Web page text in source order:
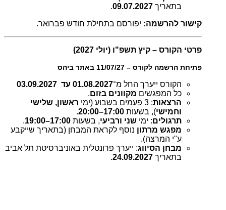
בתאריך 09.07.2027
.
קישור להרשמה: יפורסם בתחילת חודש פברואר.
פרטי הקורס – קיץ תשפ"ו (יולי 2027)
פתיחת הרשמה לקורס – 11/07/27 באתר ביהס
הקורס ייערך החל מ־01.08.2027 עד 03.09.2027
כל המפגשים מקוונים בזום.
הרצאות: 3 פעמים בשבוע (ימי
ראשון, שלישי
וחמישי), בשעות 17:00–20:00
.
תרגולים: ימי שני ורביעי, בשעות 17:00–19:00
.
מפגש מרתון נוסף לקראת המבחן (בתאריך שייקבע
ע"י המרצה).
מבחן הסיווג: ייערך פרונטלית באוניברסיטת תל אביב
בתאריך 24.09.2027
.